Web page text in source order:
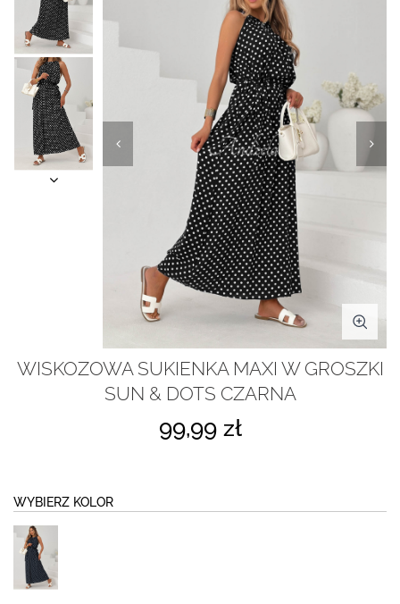
WISKOZOWA SUKIENKA MAXI W GROSZKI
SUN & DOTS CZARNA
99,99 zł
WYBIERZ KOLOR